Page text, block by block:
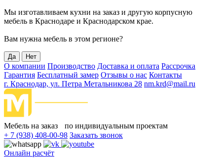
Мы изготавливаем кухни на заказ и другую корпусную
мебель в Краснодаре и Краснодарском крае.
Вам нужна мебель в этом регионе?
Да Нет
О компании Производство Доставка и оплата Рассрочка
Гарантия Бесплатный замер Отзывы о нас Контакты
г. Краснодар, ул. Петра Метальникова 28 nm.krd@mail.ru
Мебель на заказ по индивидуальным проектам
+ 7 (938) 408-00-98 Заказать звонок
Онлайн расчёт